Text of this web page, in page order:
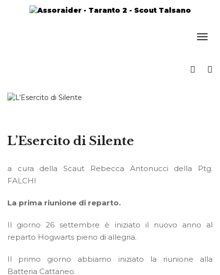
L’Esercito di Silente
a cura della Scaut Rebecca Antonucci della Ptg.
FALCHI
La prima riunione di reparto.
Il giorno 26 settembre è iniziato il nuovo anno al
reparto Hogwarts pieno di allegria.
Il primo giorno abbiamo iniziato la riunione alla
Batteria Cattaneo.